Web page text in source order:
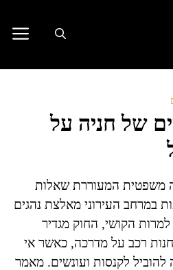
של חניה על
משפטית המעוררת שאלות
במרחב העירוני מאלצת נהגים
הקושי, החוק מגדיר
רכב על מדרכה, כאשר אי
לקנסות ועונשים. מאמר